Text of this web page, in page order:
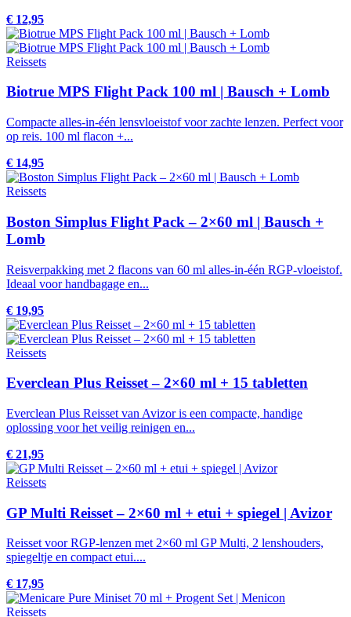
€ 12,95
Reissets
Biotrue MPS Flight Pack 100 ml | Bausch + Lomb
Compacte alles-in-één lensvloeistof voor zachte lenzen. Perfect voor
op reis. 100 ml flacon +...
€ 14,95
Reissets
Boston Simplus Flight Pack – 2×60 ml | Bausch +
Lomb
Reisverpakking met 2 flacons van 60 ml alles-in-één RGP-vloeistof.
Ideaal voor handbagage en...
€ 19,95
Reissets
Everclean Plus Reisset – 2×60 ml + 15 tabletten
Everclean Plus Reisset van Avizor is een compacte, handige
oplossing voor het veilig reinigen en...
€ 21,95
Reissets
GP Multi Reisset – 2×60 ml + etui + spiegel | Avizor
Reisset voor RGP-lenzen met 2×60 ml GP Multi, 2 lenshouders,
spiegeltje en compact etui....
€ 17,95
Reissets